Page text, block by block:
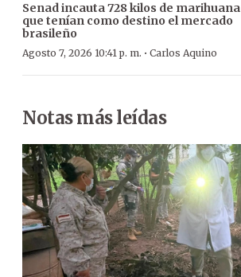
Senad incauta 728 kilos de marihuana
que tenían como destino el mercado
brasileño
Agosto 7, 2026 10:41 p. m. · Carlos Aquino
Notas más leídas